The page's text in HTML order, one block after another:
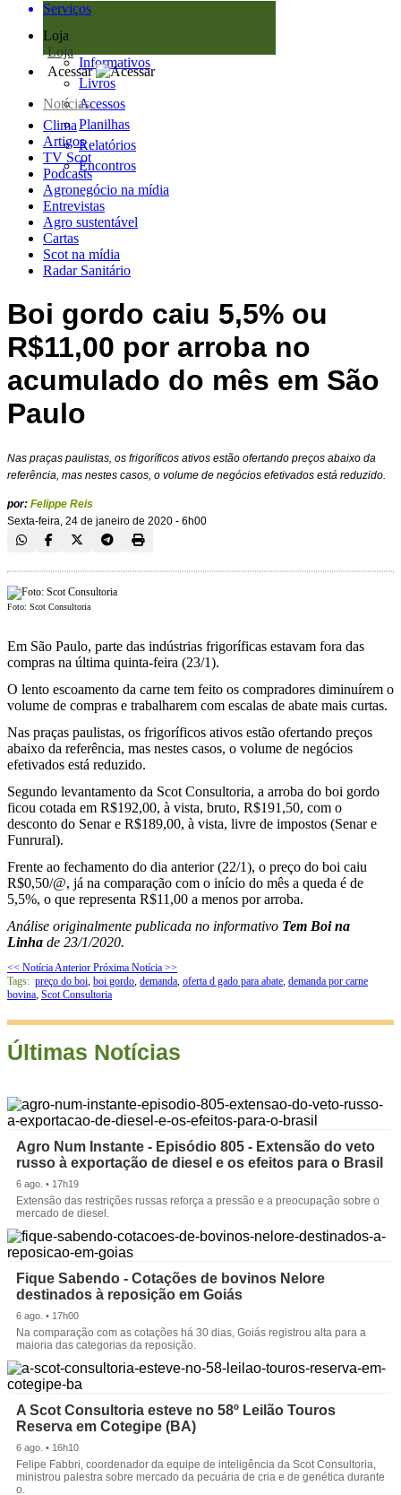
Serviços
Loja
Loja
Informativos
Livros
Acessos
Planilhas
Relatórios
Encontros
Acessar
Notícias
Clima
Artigos
TV Scot
Podcasts
Agronegócio na mídia
Entrevistas
Agro sustentável
Cartas
Scot na mídia
Radar Sanitário
Boi gordo caiu 5,5% ou
R$11,00 por arroba no
acumulado do mês em São
Paulo
Nas praças paulistas, os frigoríficos ativos estão ofertando preços abaixo da
referência, mas nestes casos, o volume de negócios efetivados está reduzido.
por: Felippe Reis
Sexta-feira, 24 de janeiro de 2020 - 6h00
Foto: Scot Consultoria
Em São Paulo, parte das indústrias frigoríficas estavam fora das
compras na última quinta-feira (23/1).
O lento escoamento da carne tem feito os compradores diminuírem o
volume de compras e trabalharem com escalas de abate mais curtas.
Nas praças paulistas, os frigoríficos ativos estão ofertando preços
abaixo da referência, mas nestes casos, o volume de negócios
efetivados está reduzido.
Segundo levantamento da Scot Consultoria, a arroba do boi gordo
ficou cotada em R$192,00, à vista, bruto, R$191,50, com o
desconto do Senar e R$189,00, à vista, livre de impostos (Senar e
Funrural).
Frente ao fechamento do dia anterior (22/1), o preço do boi caiu
R$0,50/@, já na comparação com o início do mês a queda é de
5,5%, o que representa R$11,00 a menos por arroba.
Análise originalmente publicada no informativo Tem Boi na
Linha de 23/1/2020.
<< Notícia Anterior Próxima Notícia >>
Tags: preço do boi, boi gordo, demanda, oferta d gado para abate, demanda por carne
bovina, Scot Consultoria
Últimas Notícias
Agro Num Instante - Episódio 805 - Extensão do veto
russo à exportação de diesel e os efeitos para o Brasil
6 ago. • 17h19
Extensão das restrições russas reforça a pressão e a preocupação sobre o
mercado de diesel.
Fique Sabendo - Cotações de bovinos Nelore
destinados à reposição em Goiás
6 ago. • 17h00
Na comparação com as cotações há 30 dias, Goiás registrou alta para a
maioria das categorias da reposição.
A Scot Consultoria esteve no 58º Leilão Touros
Reserva em Cotegipe (BA)
6 ago. • 16h10
Felipe Fabbri, coordenador da equipe de inteligência da Scot Consultoria,
ministrou palestra sobre mercado da pecuária de cria e de genética durante
o.